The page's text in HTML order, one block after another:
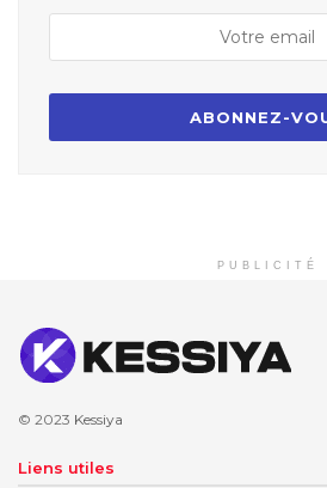
PUBLICITÉ
© 2023 Kessiya
Liens utiles